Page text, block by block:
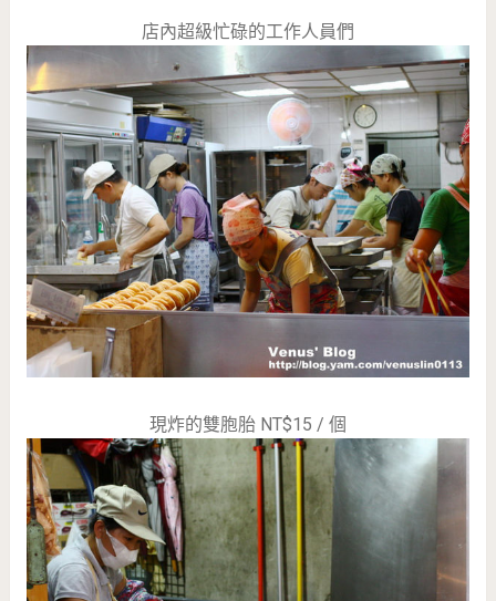
店內超級忙碌的工作人員們
現炸的雙胞胎 NT$15 / 個